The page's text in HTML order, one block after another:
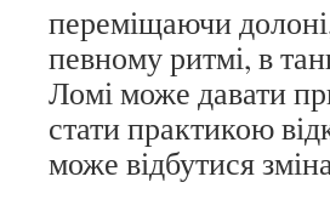
переміщаючи
певному ритмі, в
Ломі може давати
стати практикою
може відбутися